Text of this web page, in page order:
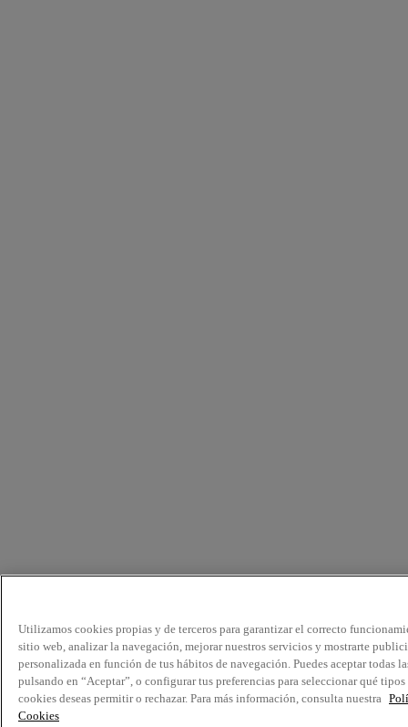
Utilizamos cookies propias y de terceros para garantizar el correcto
sitio web, analizar la navegación, mejorar nuestros servicios y mostrarte
personalizada en función de tus hábitos de navegación. Puedes aceptar todas
pulsando en “Aceptar”, o configurar tus preferencias para seleccionar qué tipos
cookies deseas permitir o rechazar. Para más información, consulta nuestra
Cookies